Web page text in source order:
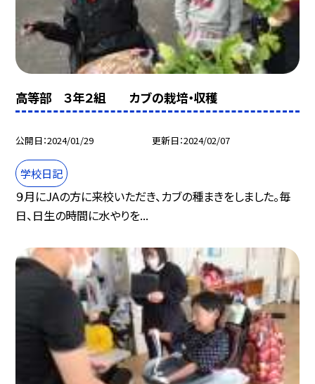
高等部 ３年２組 カブの栽培・収穫
公開日 2024/01/29 更新日 2024/02/07
学校日記
９月にJAの方に来校いただき、カブの種まきをしました。毎
日、日生の時間に水やりを...